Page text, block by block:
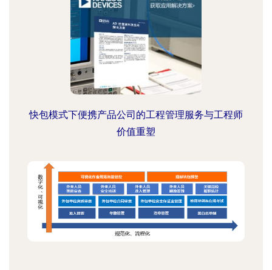
快包模式下便携产品公司的工程管理服务与工程师
价值重塑